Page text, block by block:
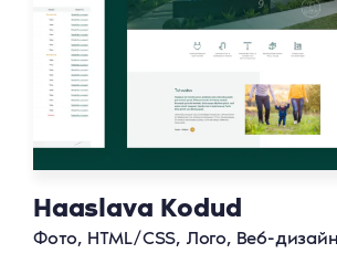
Haaslava Kodud
Фото, HTML/CSS, Лого, Веб-